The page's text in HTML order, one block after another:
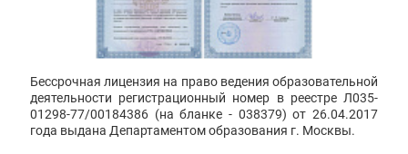
Бессрочная лицензия на право ведения образовательной
деятельности регистрационный номер в реестре Л035-
01298-77/00184386 (на бланке - 038379) от 26.04.2017
года выдана Департаментом образования г. Москвы.